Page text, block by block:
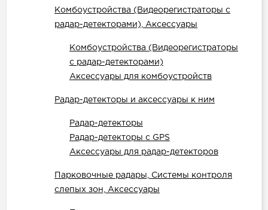
Комбоустройства (Видеорегистраторы с
радар-детекторами), Аксессуары
Комбоустройства (Видеорегистраторы
с радар-детекторами)
Аксессуары для комбоустройств
Радар-детекторы и аксессуары к ним
Радар-детекторы
Радар-детекторы с GPS
Аксессуары для радар-детекторов
Парковочные радары, Системы контроля
слепых зон, Аксессуары